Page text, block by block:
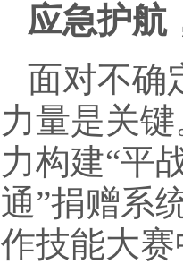
应急护航
面对不确
力量是关
力构建“平
通”捐赠系
作技能大